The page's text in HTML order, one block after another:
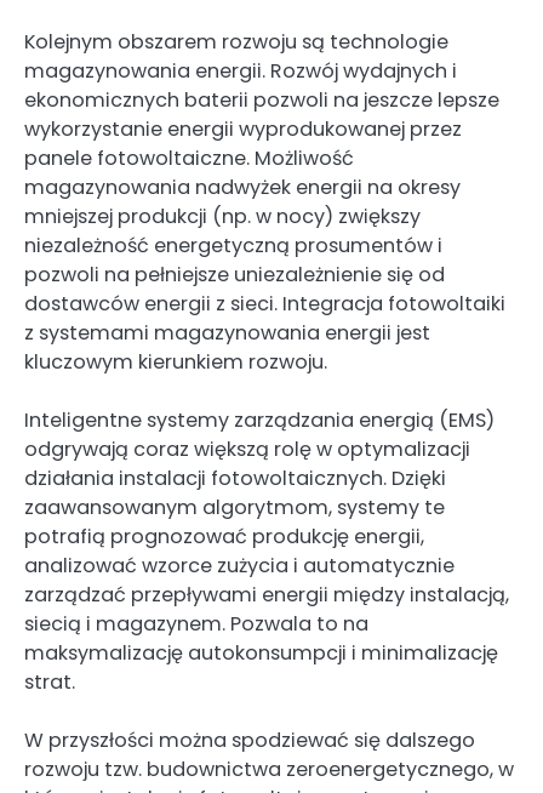
Kolejnym obszarem rozwoju są technologie
magazynowania energii. Rozwój wydajnych i
ekonomicznych baterii pozwoli na jeszcze lepsze
wykorzystanie energii wyprodukowanej przez
panele fotowoltaiczne. Możliwość
magazynowania nadwyżek energii na okresy
mniejszej produkcji (np. w nocy) zwiększy
niezależność energetyczną prosumentów i
pozwoli na pełniejsze uniezależnienie się od
dostawców energii z sieci. Integracja fotowoltaiki
z systemami magazynowania energii jest
kluczowym kierunkiem rozwoju.
Inteligentne systemy zarządzania energią (EMS)
odgrywają coraz większą rolę w optymalizacji
działania instalacji fotowoltaicznych. Dzięki
zaawansowanym algorytmom, systemy te
potrafią prognozować produkcję energii,
analizować wzorce zużycia i automatycznie
zarządzać przepływami energii między instalacją,
siecią i magazynem. Pozwala to na
maksymalizację autokonsumpcji i minimalizację
strat.
W przyszłości można spodziewać się dalszego
rozwoju tzw. budownictwa zeroenergetycznego, w